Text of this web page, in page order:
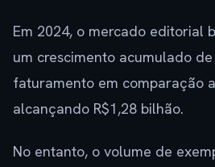
Em 2024, o mercado editorial
um crescimento acumulado de
faturamento em comparação
alcançando R$1,28 bilhão.
No entanto, o volume de